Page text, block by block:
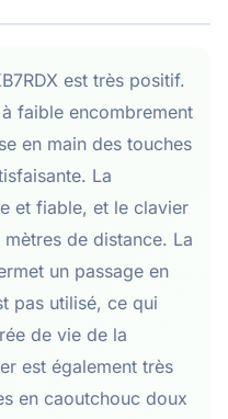
est très positif.
à faible encombrement
en main des touches
La
et fiable, et le clavier
de distance. La
un passage en
pas utilisé, ce qui
de vie de la
est également très
en caoutchouc doux